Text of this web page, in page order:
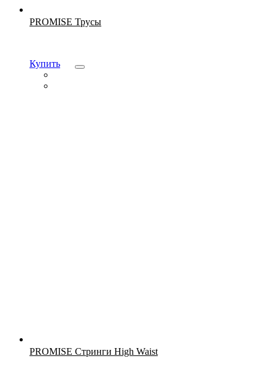
PROMISE Трусы
Купить
PROMISE Стринги High Waist